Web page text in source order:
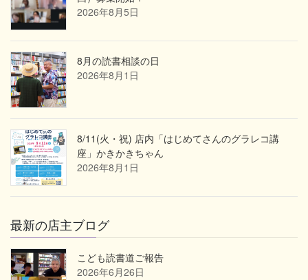
2026年8月5日
8月の読書相談の日
2026年8月1日
8/11(火・祝) 店内「はじめてさんのグラレコ講
座」かきかきちゃん
2026年8月1日
最新の店主ブログ
こども読書道ご報告
2026年6月26日